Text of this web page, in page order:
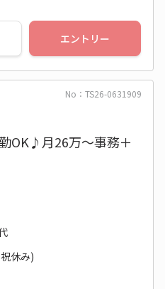
エントリー
No：TS26-0631909
OK♪月26万～事務＋
休み)